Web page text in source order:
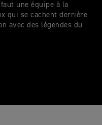
une équipe à la
qui se cachent derrière
avec des légendes du